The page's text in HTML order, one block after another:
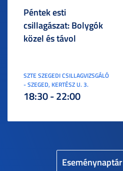
Eseménynaptár
Péntek esti
csillagászat: Bolygók
közel és távol
SZTE SZEGEDI CSILLAGVIZSGÁLÓ
- SZEGED, KERTÉSZ U. 3.
18:30 - 22:00